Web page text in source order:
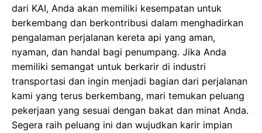
dari KAI, Anda akan memiliki kesempatan untuk
berkembang dan berkontribusi dalam menghadirkan
pengalaman perjalanan kereta api yang aman,
nyaman, dan handal bagi penumpang. Jika Anda
memiliki semangat untuk berkarir di industri
transportasi dan ingin menjadi bagian dari perjalanan
kami yang terus berkembang, mari temukan peluang
pekerjaan yang sesuai dengan bakat dan minat Anda.
Segera raih peluang ini dan wujudkan karir impian